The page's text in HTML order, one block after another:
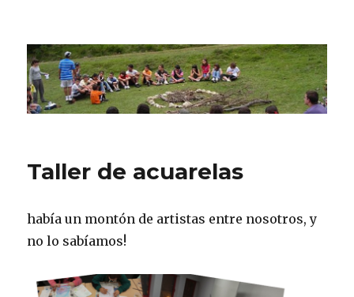
CPN Azterlariak
Taller de acuarelas
había un montón de artistas entre nosotros, y
no lo sabíamos!